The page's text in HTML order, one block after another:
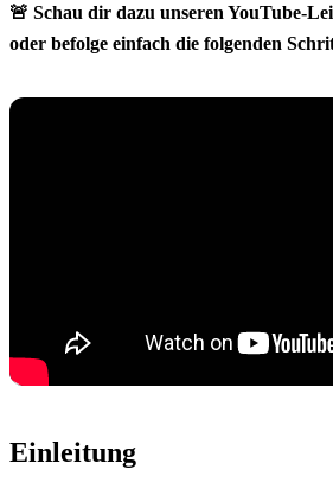
🚨 Schau dir dazu unseren YouTube-
oder befolge einfach die folgenden
Einleitung